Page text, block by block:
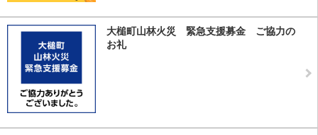
大槌町山林火災 緊急支援募金 ご協力の
お礼